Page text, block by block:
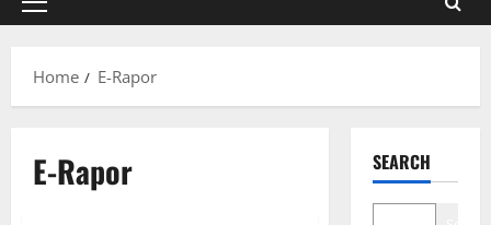
Primary
Home
E-Rapor
E-Rapor SEARCH